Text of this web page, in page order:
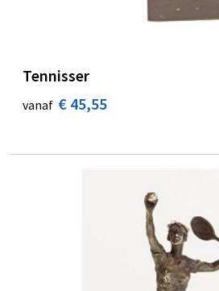
Tennisser
vanaf € 45,55